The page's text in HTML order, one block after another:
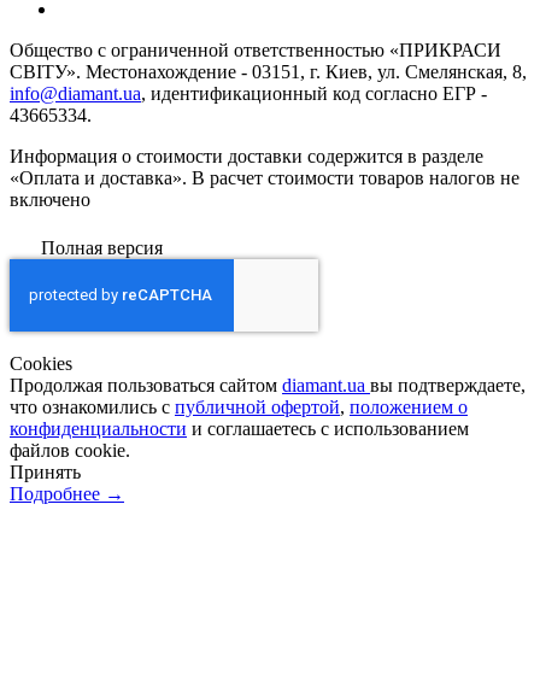
Общество с ограниченной ответственностью «ПРИКРАСИ
СВІТУ». Местонахождение - 03151, г. Киев, ул. Смелянская, 8,
info@diamant.ua, идентификационный код согласно ЕГР -
43665334.
Информация о стоимости доставки содержится в разделе
«Оплата и доставка». В расчет стоимости товаров налогов не
включено
Полная версия
Сookies
Продолжая пользоваться сайтом diamant.ua вы подтверждаете,
что ознакомились с публичной офертой, положением о
конфиденциальности и соглашаетесь с использованием
файлов cookie.
Принять
Подробнее →